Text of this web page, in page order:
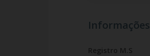
Informações
Registro M.S